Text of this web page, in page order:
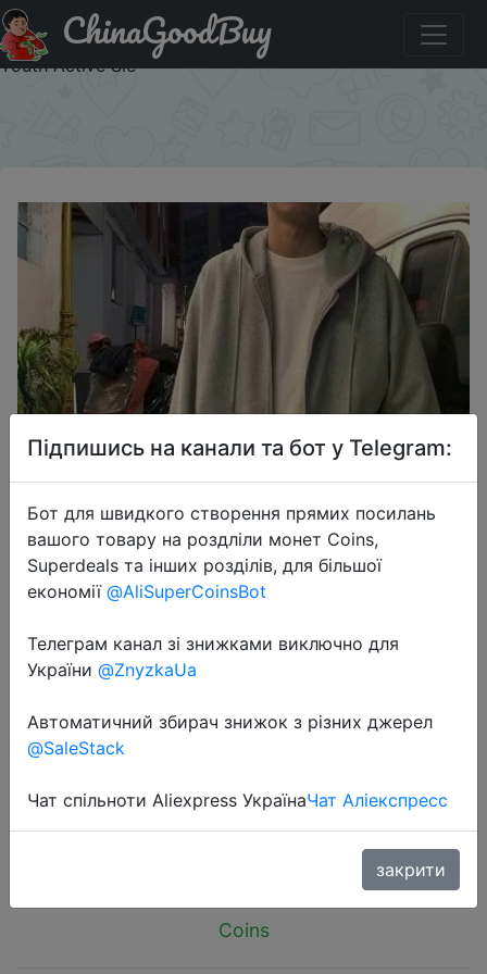
Акція на Men's Hooded Open Cardigan Sweatirt Jaet
Loose Fit Casual Wear Resistant Winter Outerwear Zipper
Youth Active Sle
ChinaGoodBuy
2025-12-20
Men's Hooded Open Cardigan
Resistant Winter Outerwear Zipper
Youth Active Sle
$3.54
Coins
Підпишись на канали та бот у Telegram:
Бот для швидкого створення прямих посилань
вашого товару на роздліли монет Coins,
Superdeals та інших розділів, для більшої
економії @AliSuperCoinsBot
Телеграм канал зі знижками виключно для
України @ZnyzkaUa
Автоматичний збирач знижок з різних джерел
@SaleStack
Чат спільноти Aliexpress УкраїнаЧат Аліекспресс
закрити